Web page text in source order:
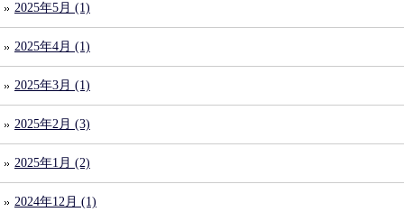
2025年5月 (1)
2025年4月 (1)
2025年3月 (1)
2025年2月 (3)
2025年1月 (2)
2024年12月 (1)